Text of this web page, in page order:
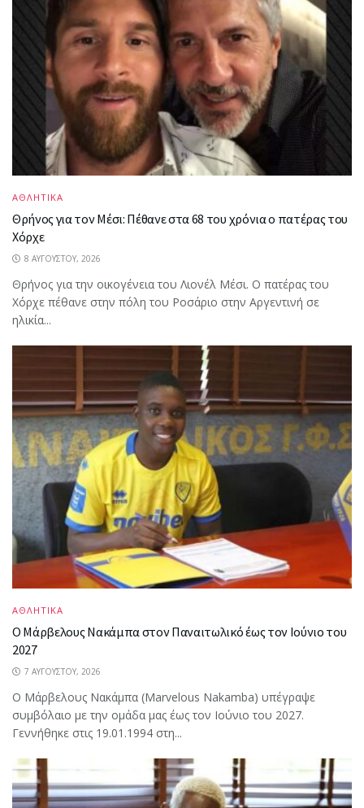
ΑΘΛΗΤΙΚΑ
Θρήνος για τον Μέσι: Πέθανε στα 68 του χρόνια ο πατέρας του
Χόρχε
8 ΑΥΓΟΎΣΤΟΥ, 2026
Θρήνος για την οικογένεια του Λιονέλ Μέσι. Ο πατέρας του
Χόρχε πέθανε στην πόλη του Ροσάριο στην Αργεντινή σε
ηλικία...
ΑΘΛΗΤΙΚΑ
Ο Μάρβελους Nακάμπα στον Παναιτωλικό έως τον Ιούνιο του
2027
7 ΑΥΓΟΎΣΤΟΥ, 2026
Ο Μάρβελους Nακάμπα (Marvelous Nakamba) υπέγραψε
συμβόλαιο με την ομάδα μας έως τον Ιούνιο του 2027.
Γεννήθηκε στις 19.01.1994 στη...